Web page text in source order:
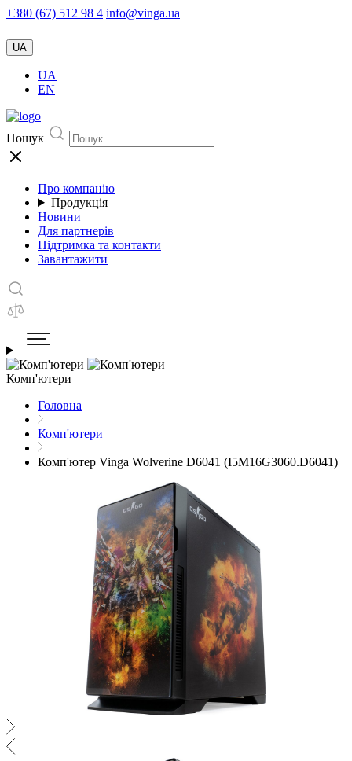
+380 (67) 512 98 4 info@vinga.ua
UA
UA
EN
Пошук
Про компанію
Продукція
Новини
Для партнерів
Підтримка та контакти
Завантажити
Комп'ютери
Головна
Комп'ютери
Комп'ютер Vinga Wolverine D6041 (I5M16G3060.D6041)